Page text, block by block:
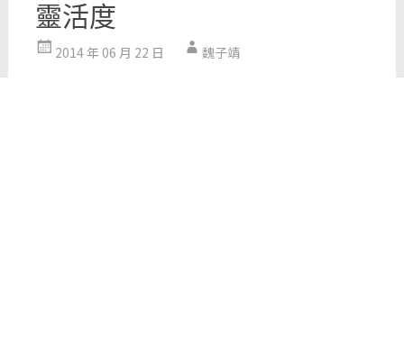
靈活度
2014 年 06 月 22 日 魏子靖